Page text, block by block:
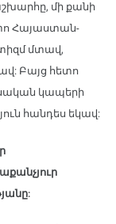
մի քանի
Հայաստան-
մտավ,
Բայց հետո
կապերի
հանդես եկավ: